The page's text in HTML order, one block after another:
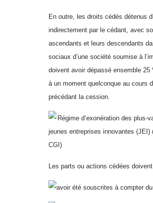
En outre, les droits cédés détenus
indirectement par le cédant, avec
ascendants et leurs descendants
sociaux d’une société soumise à
doivent avoir dépassé ensemble 25
à un moment quelconque au cours
précédant la cession.
Régime d’exonération des plus-
jeunes entreprises innovantes (JEI)
CGI)
Les parts ou actions cédées
avoir été souscrites à compter